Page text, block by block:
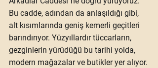
Bu cadde, adından da anlaşıldığı gibi,
alt kısımlarında geniş kemerli geçitleri
barındırıyor. Yüzyıllardır tüccarların,
gezginlerin yürüdüğü bu tarihi yolda,
modern mağazalar ve butikler yer alıyor.